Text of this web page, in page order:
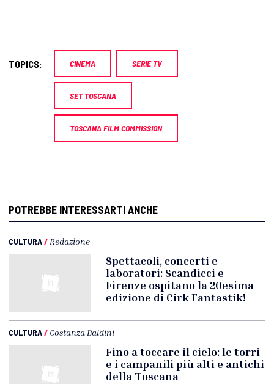
TOPICS: CINEMA SERIE TV
SET TOSCANA
TOSCANA FILM COMMISSION
POTREBBE INTERESSARTI ANCHE
CULTURA/Redazione
Spettacoli, concerti e
laboratori: Scandicci e
Firenze ospitano la 20esima
edizione di Cirk Fantastik!
CULTURA/ Costanza Baldini
Fino a toccare il cielo: le torri
e i campanili più alti e antichi
della Toscana